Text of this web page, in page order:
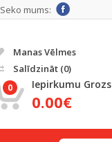
Seko mums:
Manas Vēlmes
Salīdzināt (0)
0 Iepirkumu Grozs
0.00€